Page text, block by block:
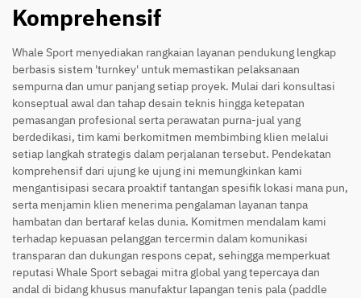
Komprehensif
Whale Sport menyediakan rangkaian layanan pendukung lengkap
berbasis sistem 'turnkey' untuk memastikan pelaksanaan
sempurna dan umur panjang setiap proyek. Mulai dari konsultasi
konseptual awal dan tahap desain teknis hingga ketepatan
pemasangan profesional serta perawatan purna-jual yang
berdedikasi, tim kami berkomitmen membimbing klien melalui
setiap langkah strategis dalam perjalanan tersebut. Pendekatan
komprehensif dari ujung ke ujung ini memungkinkan kami
mengantisipasi secara proaktif tantangan spesifik lokasi mana pun,
serta menjamin klien menerima pengalaman layanan tanpa
hambatan dan bertaraf kelas dunia. Komitmen mendalam kami
terhadap kepuasan pelanggan tercermin dalam komunikasi
transparan dan dukungan respons cepat, sehingga memperkuat
reputasi Whale Sport sebagai mitra global yang tepercaya dan
andal di bidang khusus manufaktur lapangan tenis pala (paddle